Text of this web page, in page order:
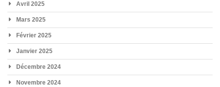
Avril 2025
Mars 2025
Février 2025
Janvier 2025
Décembre 2024
Novembre 2024